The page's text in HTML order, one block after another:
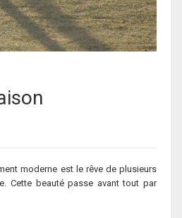
moderne est le rêve de plusieurs
Cette beauté passe avant tout par